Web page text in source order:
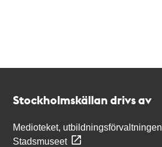
Stockholmskällan drivs av
Medioteket, utbildningsförvaltningen
Stadsmuseet